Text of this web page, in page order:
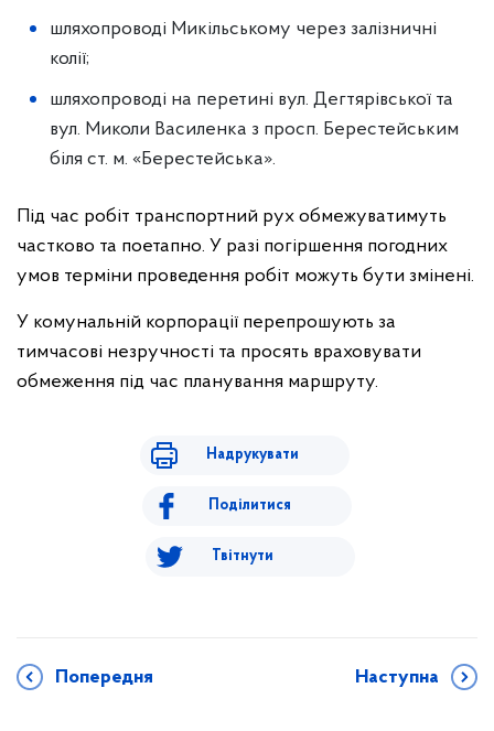
шляхопроводі Микільському через залізничні
колії;
шляхопроводі на перетині вул. Дегтярівської та
вул. Миколи Василенка з просп. Берестейським
біля ст. м. «Берестейська».
Під час робіт транспортний рух обмежуватимуть
частково та поетапно. У разі погіршення погодних
умов терміни проведення робіт можуть бути змінені.
У комунальній корпорації перепрошують за
тимчасові незручності та просять враховувати
обмеження під час планування маршруту.
Надрукувати
Поділитися
Твітнути
Попередня Наступна